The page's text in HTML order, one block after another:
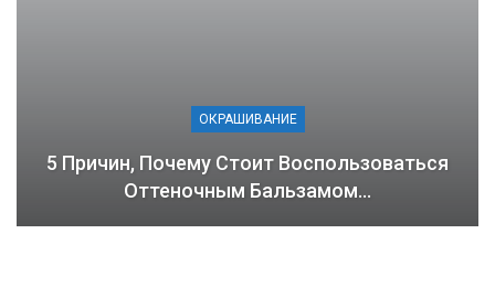
ОКРАШИВАНИЕ
5 Причин, Почему Стоит Воспользоваться
Оттеночным Бальзамом…